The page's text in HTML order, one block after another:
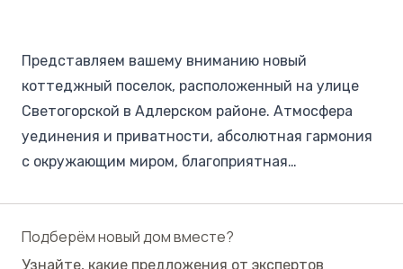
Представляем вашему вниманию новый
коттеджный поселок, расположенный на улице
Светогорской в Адлерском районе. Атмосфера
уединения и приватности, абсолютная гармония
с окружающим миром, благоприятная
достоинства. Спешим поделиться с вами еще
более подробной информацией!
Подберём новый дом вместе?
Узнайте, какие предложения от экспертов